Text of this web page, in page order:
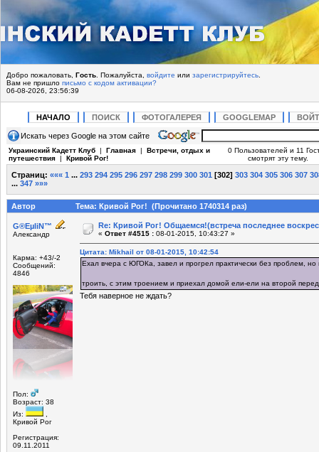
Добро пожаловать, Гость . Пожалуйста, войдите или зарегистрируйтесь
Вам не пришло письмо с кодом активации?
06-08-2026, 23:56:39
НАЧАЛО ПОИСК ФОТОГАЛЕРЕЯ GOOGLEMAP
Искать через Google на этом сайте
Украинский Кадетт Клуб | Главная | Встречи, отдых и
путешествия | Кривой Рог!
0 Пользователей и 11
смотрят эту тему.
Страниц: ««« 1 ... 293 294 295 296 297 298 299 300 301 [302] 303 304 305 306 307
... 347 »»»
Автор Тема: Кривой Рог! (Прочитано 1740314 раз)
G®EµliN™
Александр
Карма: +43/-2
Сообщений:
4846
Пол:
Возраст: 38
Из:
Кривой Рог
Регистрация:
09.11.2011
Re: Кривой Рог! Общаемся!(встреча последнее
« Ответ #4515 : 08-01-2015, 10:43:27 »
Цитата: Mikhail от 08-01-2015, 10:42:54
Ехал вчера с ЮГОКа, завел и прогрел практически без проблем, но
троить, с этим троением и приехал домой ели-ели на второй
Тебя наверное не ждать?